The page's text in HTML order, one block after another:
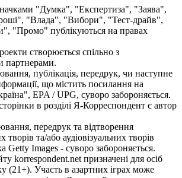
"Думка", "Експертиза", "Заява",
"Влада", "Вибори", "Тест-драйв",
"Промо" публікуються на правах
створюється спільно з
партнерами.
публікація, передрук, чи наступне
що містить посилання на
EPA / UPG, суворо забороняється.
в розділі Я-Корреспондент є автор
передрук та відтворення
творів та/або аудіовізуальних творів
Getty Images - суворо забороняється.
korrespondent.net призначені для осіб
(21+). Участь в азартних іграх може